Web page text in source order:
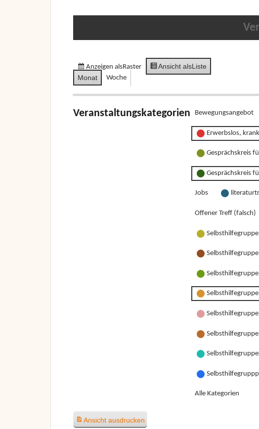
Anzeigen alsRaster Ansicht alsListe
Monat
Woche
Veranstaltungskategorien Bewegungsangebot
Erwerbslos,
Gesprächskreis
Gesprächskreis
Jobs
Offener Treff (falsch)
Alle Kategorien
Ansicht ausdrucken